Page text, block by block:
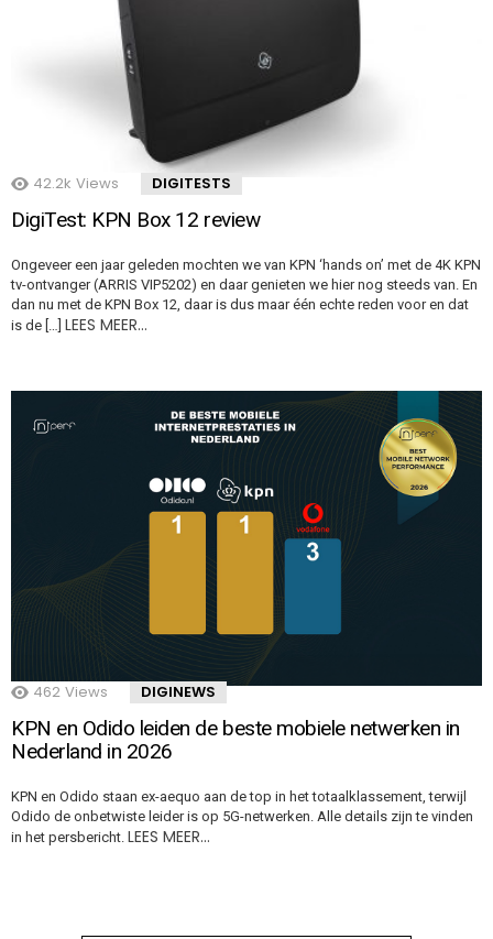
42.2k Views DIGITESTS
DigiTest: KPN Box 12 review
Ongeveer een jaar geleden mochten we van KPN ‘hands on’ met de 4K KPN
tv-ontvanger (ARRIS VIP5202) en daar genieten we hier nog steeds van. En
dan nu met de KPN Box 12, daar is dus maar één echte reden voor en dat
is de […] LEES MEER…
462 Views DIGINEWS
KPN en Odido leiden de beste mobiele netwerken in
Nederland in 2026
KPN en Odido staan ex-aequo aan de top in het totaalklassement, terwijl
Odido de onbetwiste leider is op 5G-netwerken. Alle details zijn te vinden
in het persbericht. LEES MEER…